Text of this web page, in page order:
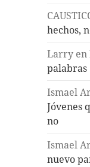
hechos,
Larry en
palabras
Ismael
Jóvenes
no
Ismael
nuevo